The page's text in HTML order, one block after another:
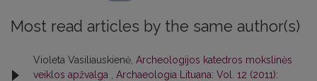
Most read articles by the same author(s)
Violeta Vasiliauskienė, Archeologijos katedros mokslinės
veiklos apžvalga
Archaeologia Lituana: Vol. 12 (2011):